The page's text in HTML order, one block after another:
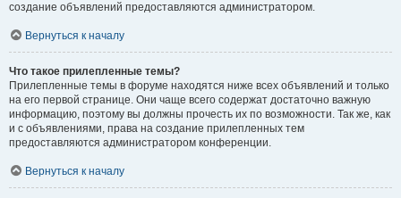
создание объявлений предоставляются администратором.
Вернуться к началу
Что такое прилепленные темы?
Прилепленные темы в форуме находятся ниже всех объявлений и только
на его первой странице. Они чаще всего содержат достаточно важную
информацию, поэтому вы должны прочесть их по возможности. Так же, как
и с объявлениями, права на создание прилепленных тем
предоставляются администратором конференции.
Вернуться к началу